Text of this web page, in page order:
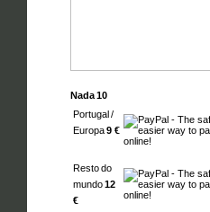
Nada 10
Portugal /
Europa9 €
Resto do
mundo12
€